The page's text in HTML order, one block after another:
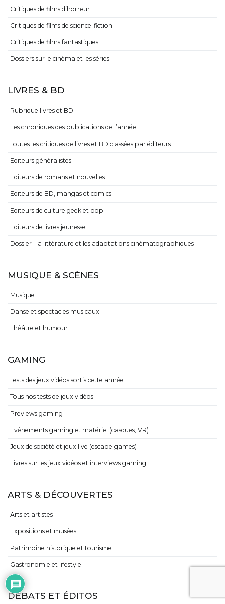
Critiques de films d’horreur
Critiques de films de science-fiction
Critiques de films fantastiques
Dossiers sur le cinéma et les séries
LIVRES & BD
Rubrique livres et BD
Les chroniques des publications de l’année
Toutes les critiques de livres et BD classées par éditeurs
Editeurs généralistes
Editeurs de romans et nouvelles
Editeurs de BD, mangas et comics
Editeurs de culture geek et pop
Editeurs de livres jeunesse
Dossier : la littérature et les adaptations cinématographiques
MUSIQUE & SCÈNES
Musique
Danse et spectacles musicaux
Théâtre et humour
GAMING
Tests des jeux vidéos sortis cette année
Tous nos tests de jeux vidéos
Previews gaming
Evénements gaming et matériel (casques, VR)
Jeux de société et jeux live (escape games)
Livres sur les jeux vidéos et interviews gaming
ARTS & DÉCOUVERTES
Arts et artistes
Expositions et musées
Patrimoine historique et tourisme
Gastronomie et lifestyle
DÉBATS ET ÉDITOS